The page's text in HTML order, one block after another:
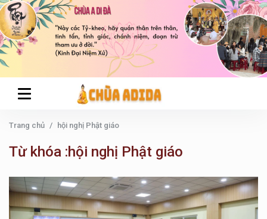
Trang chủ hội nghị Phật giáo
Từ khóa :hội nghị Phật giáo